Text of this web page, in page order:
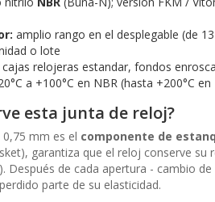
amplio rango en el desplegable (de
o lote
cajas relojeras estandar, fondos
a +100°C en NBR (hasta +200°C en
esta junta de reloj?
mm es el componente de
garantiza que el reloj conserve su
Después de cada apertura - cambio
parte de su elasticidad.